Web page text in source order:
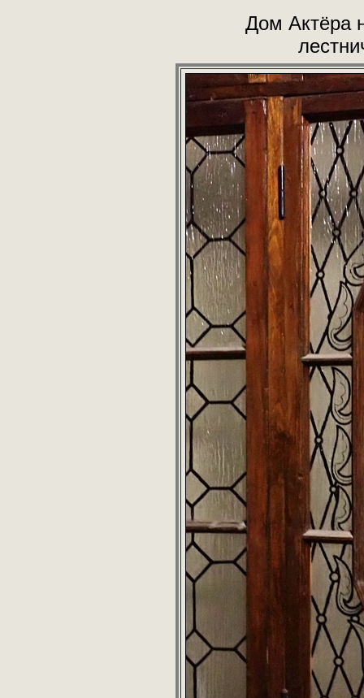
Дом Актёра